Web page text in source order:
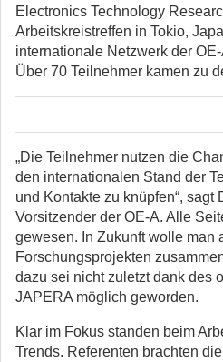
Electronics Technology
Arbeitskreistreffen in Tokio,
internationale Netzwerk der
Über 70 Teilnehmer kamen zu
„Die Teilnehmer nutzen die
den internationalen Stand der
und Kontakte zu knüpfen“, sagt
Vorsitzender der OE-A. Alle
gewesen. In Zukunft wolle man
Forschungsprojekten
dazu sei nicht zuletzt dank des
JAPERA möglich geworden.
Klar im Fokus standen beim
Trends. Referenten brachten